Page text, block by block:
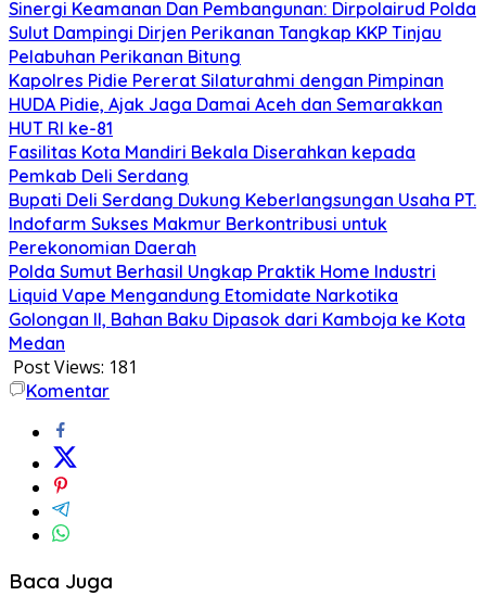
Sinergi Keamanan Dan Pembangunan: Dirpolairud Polda
Sulut Dampingi Dirjen Perikanan Tangkap KKP Tinjau
Pelabuhan Perikanan Bitung
‎‎Kapolres Pidie Pererat Silaturahmi dengan Pimpinan
HUDA Pidie, Ajak Jaga Damai Aceh dan Semarakkan
HUT RI ke-81
Fasilitas Kota Mandiri Bekala Diserahkan kepada
Pemkab Deli Serdang
Bupati Deli Serdang Dukung Keberlangsungan Usaha PT.
Indofarm Sukses Makmur Berkontribusi untuk
Perekonomian Daerah
Polda Sumut Berhasil Ungkap Praktik Home Industri
Liquid Vape Mengandung Etomidate Narkotika
Golongan II, Bahan Baku Dipasok dari Kamboja ke Kota
Medan
Post Views: 181
Komentar
Baca Juga